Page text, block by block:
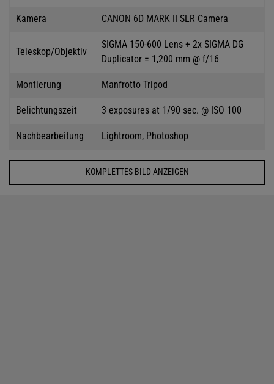
Kamera CANON 6D MARK II SLR Camera
Teleskop/Objektiv
SIGMA 150-600 Lens + 2x SIGMA DG
Duplicator = 1,200 mm @ f/16
Montierung Manfrotto Tripod
Belichtungszeit 3 exposures at 1/90 sec. @ ISO 100
Nachbearbeitung Lightroom, Photoshop
KOMPLETTES BILD ANZEIGEN